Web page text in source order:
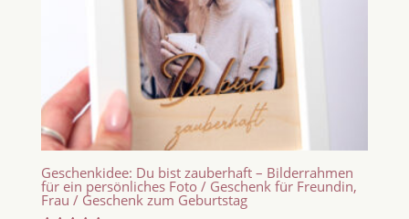
Geschenkidee: Du bist zauberhaft – Bilderrahmen
für ein persönliches Foto / Geschenk für Freundin,
Frau / Geschenk zum Geburtstag